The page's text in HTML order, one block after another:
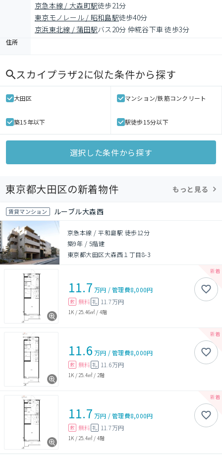
京急本線 / 大森町駅徒歩21分
東京モノレール / 昭和島駅徒歩40分
京浜東北線 / 蒲田駅バス20分 仲糀谷下車 徒歩3分
住所
スカイプラザ2に似た条件から探す
大田区 マンション/鉄筋コンクリート
築15年以下 駅徒歩15分以下
選択した条件から探す
東京都大田区の新着物件 もっと見る
賃貸マンション ルーブル大森西
京急本線 / 平和島駅 徒歩12分
築9年 / 5階建
東京都大田区大森西１丁目8-3
11.7 万円 /管理費8,000円
敷 無料 礼 11.7万円
1K / 25.46㎡ / 4階
11.6 万円 /管理費8,000円
敷 無料 礼 11.6万円
1K / 25.4㎡ / 2階
11.7 万円 /管理費8,000円
敷 無料 礼 11.7万円
1K / 25.4㎡ / 4階